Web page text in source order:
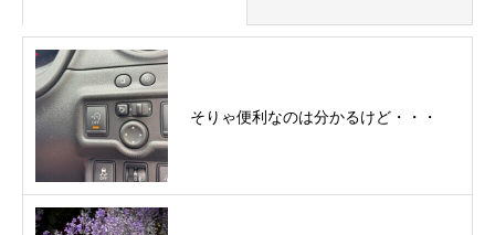
そりゃ便利なのは分かるけど・・・